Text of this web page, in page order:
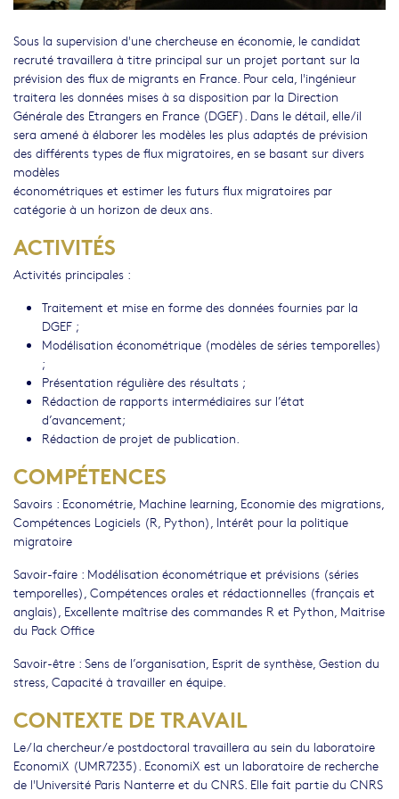
Sous la supervision d'une chercheuse en économie, le candidat
recruté travaillera à titre principal sur un projet portant sur la
prévision des flux de migrants en France. Pour cela, l'ingénieur
traitera les données mises à sa disposition par la Direction
Générale des Etrangers en France (DGEF). Dans le détail, elle/il
sera amené à élaborer les modèles les plus adaptés de prévision
des différents types de flux migratoires, en se basant sur divers
modèles
économétriques et estimer les futurs flux migratoires par
catégorie à un horizon de deux ans.
ACTIVITÉS
Activités principales :
Traitement et mise en forme des données fournies par la
DGEF ;
Modélisation économétrique (modèles de séries temporelles)
;
Présentation régulière des résultats ;
Rédaction de rapports intermédiaires sur l’état
d’avancement;
Rédaction de projet de publication.
COMPÉTENCES
Savoirs : Econométrie, Machine learning, Economie des migrations,
Compétences Logiciels (R, Python), Intérêt pour la politique
migratoire
Savoir-faire : Modélisation économétrique et prévisions (séries
temporelles), Compétences orales et rédactionnelles (français et
anglais), Excellente maîtrise des commandes R et Python, Maitrise
du Pack Office
Savoir-être : Sens de l’organisation, Esprit de synthèse, Gestion du
stress, Capacité à travailler en équipe.
CONTEXTE DE TRAVAIL
Le/la chercheur/e postdoctoral travaillera au sein du laboratoire
EconomiX (UMR7235). EconomiX est un laboratoire de recherche
de l'Université Paris Nanterre et du CNRS. Elle fait partie du CNRS